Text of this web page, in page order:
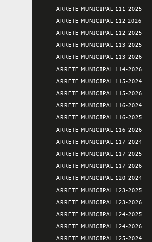
ARRETE MUNICIPAL 111-2025
ARRETE MUNICIPAL 112 2026
ARRETE MUNICIPAL 112-2025
ARRETE MUNICIPAL 113-2025
ARRETE MUNICIPAL 113-2026
ARRETE MUNICIPAL 114-2026
ARRETE MUNICIPAL 115-2024
ARRETE MUNICIPAL 115-2026
ARRETE MUNICIPAL 116-2024
ARRETE MUNICIPAL 116-2025
ARRETE MUNICIPAL 116-2026
ARRETE MUNICIPAL 117-2024
ARRETE MUNICIPAL 117-2025
ARRETE MUNICIPAL 117-2026
ARRETE MUNICIPAL 120-2024
ARRETE MUNICIPAL 123-2025
ARRETE MUNICIPAL 123-2026
ARRETE MUNICIPAL 124-2025
ARRETE MUNICIPAL 124-2026
ARRETE MUNICIPAL 125-2024